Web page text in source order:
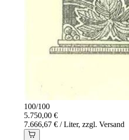
100/100
5.750,00 €
7.666,67 € / Liter, zzgl. Versand